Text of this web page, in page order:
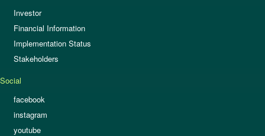
Investor
Financial Information
Implementation Status
Stakeholders
Social
facebook
instagram
youtube